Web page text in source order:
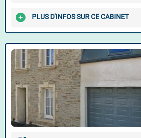
PLUS D'INFOS SUR CE CABINET